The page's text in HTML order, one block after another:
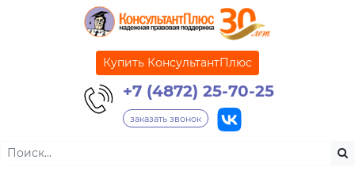
Купить КонсультантПлюс
+7 (4872) 25-70-25
заказать звонок